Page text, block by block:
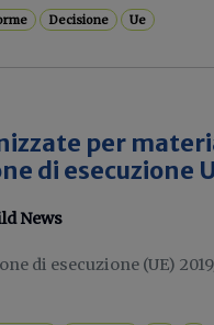
Decisione Ue
per
di esecuzione
News
di esecuzione (UE)